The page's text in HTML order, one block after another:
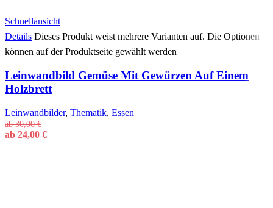
Schnellansicht
Details Dieses Produkt weist mehrere Varianten auf. Die Optionen
können auf der Produktseite gewählt werden
Leinwandbild Gemüse Mit Gewürzen Auf Einem
Holzbrett
Leinwandbilder, Thematik, Essen
ab30,00€
ab 24,00 €